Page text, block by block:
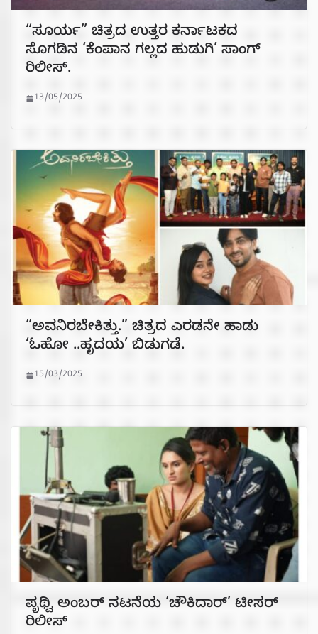
“ಸೂರ್ಯ” ಚಿತ್ರದ ಉತ್ತರ ಕರ್ನಾಟಕದ
ಸೊಗಡಿನ ‘ಕೆಂಪಾನ‌ ಗಲ್ಲದ ಹುಡುಗಿ’ ಸಾಂಗ್
ರಿಲೀಸ್.
13/05/2025
“ಅವನಿರಬೇಕಿತ್ತು.” ಚಿತ್ರದ ಎರಡನೇ ಹಾಡು
‘ಓಹೋ ..ಹೃದಯ’ ಬಿಡುಗಡೆ.
15/03/2025
ಪೃಥ್ವಿ ಅಂಬರ್ ನಟನೆಯ ‘ಚೌಕಿದಾರ್’ ಟೀಸರ್
ರಿಲೀಸ್